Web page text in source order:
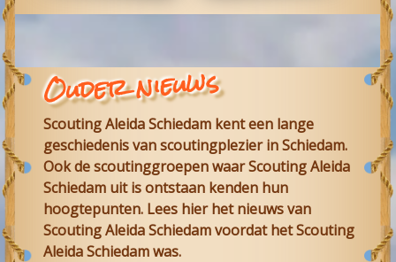
Ouder nieuws
Scouting Aleida Schiedam kent een lange
geschiedenis van scoutingplezier inSchiedam.
Ook de scoutinggroepen waarScouting Aleida
Schiedam uit is ontstaan kenden hun
hoogtepunten. Lees hier het nieuws van
Scouting AleidaSchiedamvoordat het Scouting
Aleida Schiedam was.